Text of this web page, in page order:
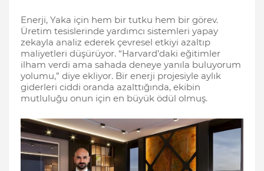
Enerji, Yaka için hem bir tutku hem bir görev.
Üretim tesislerinde yardımcı sistemleri yapay
zekayla analiz ederek çevresel etkiyi azaltıp
maliyetleri düşürüyor. “Harvard’daki eğitimler
ilham verdi ama sahada deneye yanıla buluyorum
yolumu,” diye ekliyor. Bir enerji projesiyle aylık
giderleri ciddi oranda azalttığında, ekibin
mutluluğu onun için en büyük ödül olmuş.